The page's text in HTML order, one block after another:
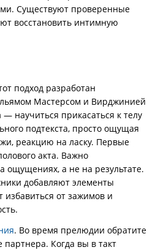
Существуют проверенные
восстановить интимную
подход разработан
Мастерсом и Вирджинией
научиться прикасаться к телу
подтекста, просто ощущая
реакцию на ласку. Первые
акта. Важно
ощущениях, а не на результате.
добавляют элементы
избавиться от зажимов и
. Во время прелюдии обратите
Когда вы в такт